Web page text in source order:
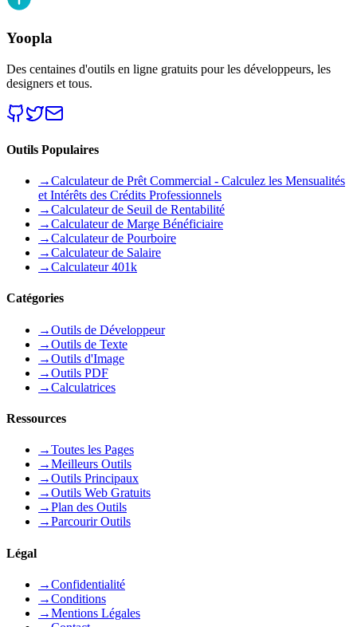
Yoopla
Des centaines d'outils en ligne gratuits pour les développeurs, les
designers et tous.
Outils Populaires
→Calculateur de Prêt Commercial - Calculez les Mensualités
et Intérêts des Crédits Professionnels
→Calculateur de Seuil de Rentabilité
→Calculateur de Marge Bénéficiaire
→Calculateur de Pourboire
→Calculateur de Salaire
→Calculateur 401k
Catégories
→Outils de Développeur
→Outils de Texte
→Outils d'Image
→Outils PDF
→Calculatrices
Ressources
→Toutes les Pages
→Meilleurs Outils
→Outils Principaux
→Outils Web Gratuits
→Plan des Outils
→Parcourir Outils
Légal
→Confidentialité
→Conditions
→Mentions Légales